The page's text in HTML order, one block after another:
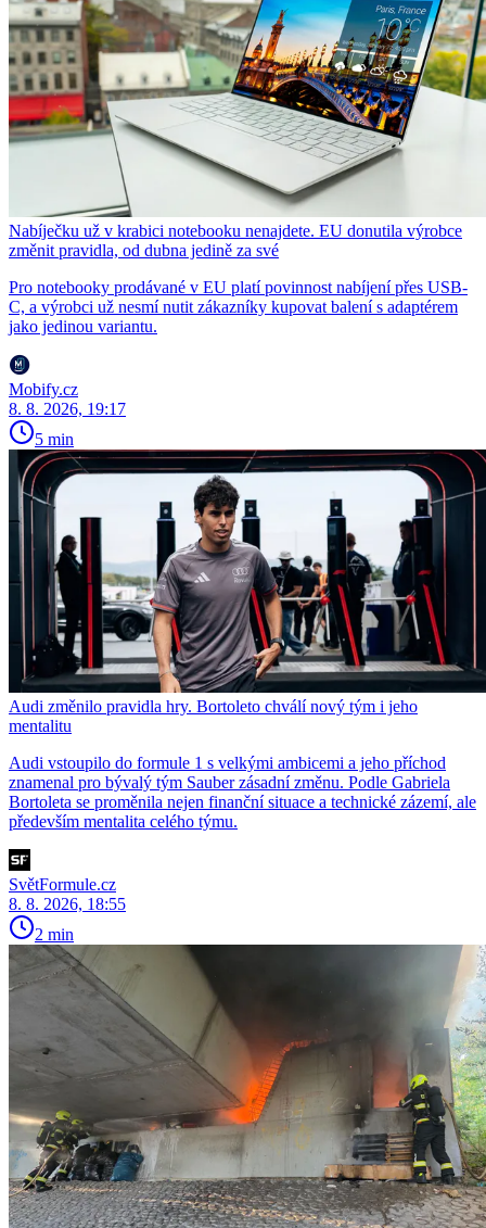
Nabíječku už v krabici notebooku nenajdete. EU donutila výrobce
změnit pravidla, od dubna jedině za své
Pro notebooky prodávané v EU platí povinnost nabíjení přes USB-
C, a výrobci už nesmí nutit zákazníky kupovat balení s adaptérem
jako jedinou variantu.
Mobify.cz
8. 8. 2026, 19:17
5 min
Audi změnilo pravidla hry. Bortoleto chválí nový tým i jeho
mentalitu
Audi vstoupilo do formule 1 s velkými ambicemi a jeho příchod
znamenal pro bývalý tým Sauber zásadní změnu. Podle Gabriela
Bortoleta se proměnila nejen finanční situace a technické zázemí, ale
především mentalita celého týmu.
SvětFormule.cz
8. 8. 2026, 18:55
2 min